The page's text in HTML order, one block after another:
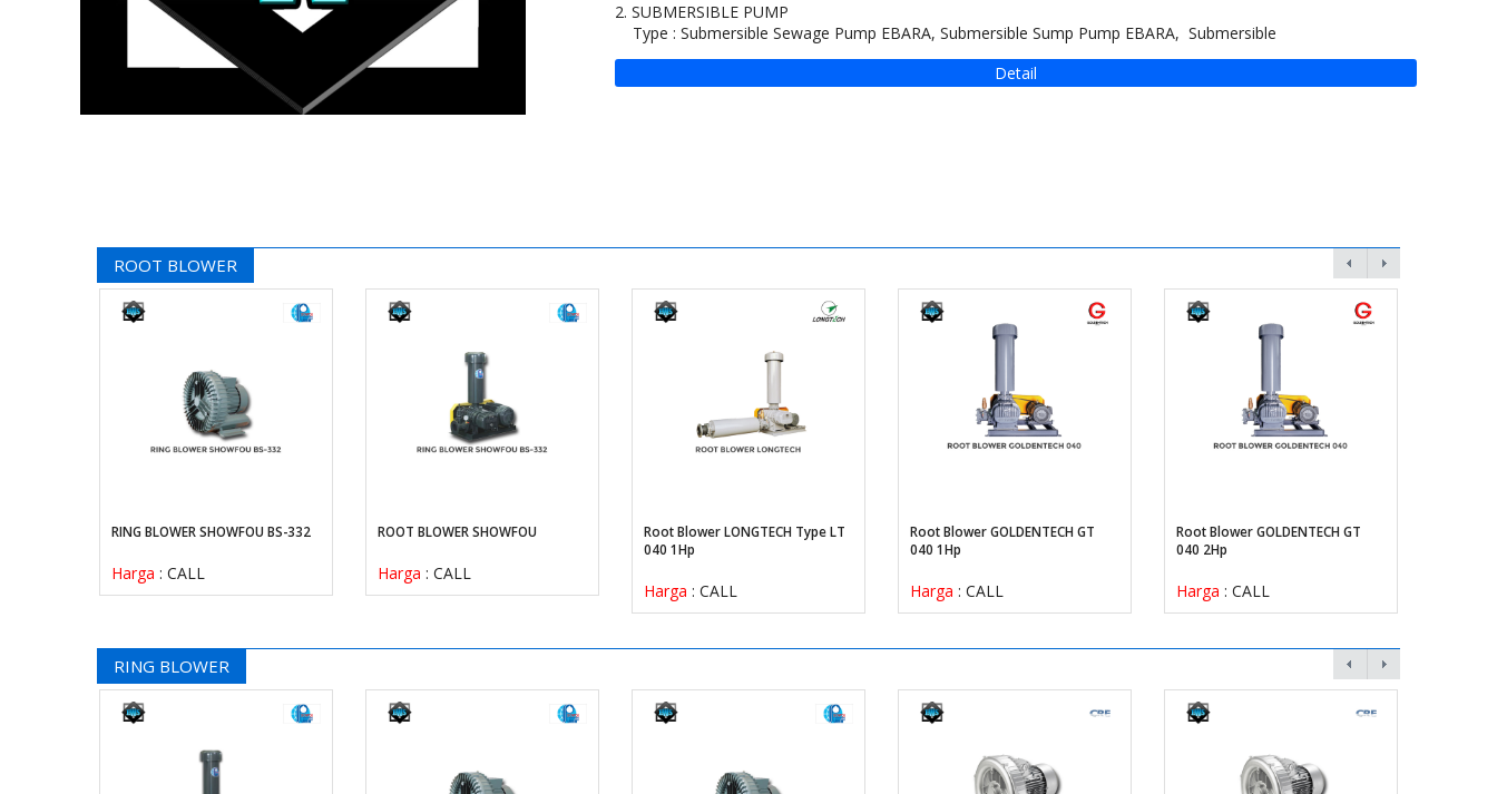
2. SUBMERSIBLE PUMP
Type : Submersible Sewage Pump EBARA, Submersible Sump Pump EBARA, Submersible
Detail
ROOT BLOWER
RING BLOWER SHOWFOU BS-332
Harga : CALL
ROOT BLOWER SHOWFOU
Harga : CALL
Root Blower LONGTECH Type LT
040 1Hp
Harga : CALL
Root Blower GOLDENTECH GT
040 1Hp
Harga : CALL
Root Blower GOLDENTECH GT
040 2Hp
Harga : CALL
RING BLOWER